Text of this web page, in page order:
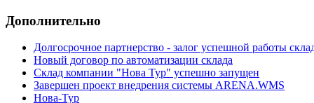
Дополнительно
Долгосрочное партнерство - залог успешной работы
Новый договор по автоматизации склада
Cклад компании "Нова Тур" успешно запущен
Завершен проект внедрения системы ARENA.WMS
Нова-Тур